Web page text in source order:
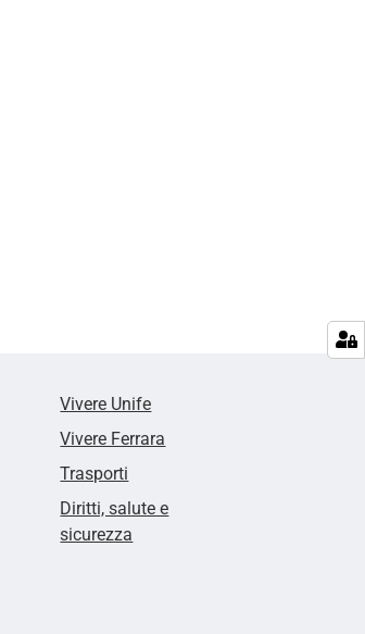
Vivere Unife
Vivere Ferrara
Trasporti
Diritti, salute e
sicurezza